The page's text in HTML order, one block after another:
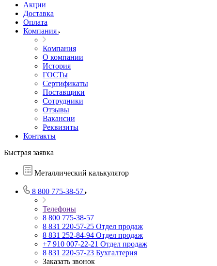
Акции
Доставка
Оплата
Компания
Компания
О компании
История
ГОСТы
Сертификаты
Поставщики
Сотрудники
Отзывы
Вакансии
Реквизиты
Контакты
Быстрая заявка
Металлический калькулятор
8 800 775-38-57
Телефоны
8 800 775-38-57
8 831 220-57-25 Отдел продаж
8 831 252-84-94 Отдел продаж
+7 910 007-22-21 Отдел продаж
8 831 220-57-23 Бухгалтерия
Заказать звонок